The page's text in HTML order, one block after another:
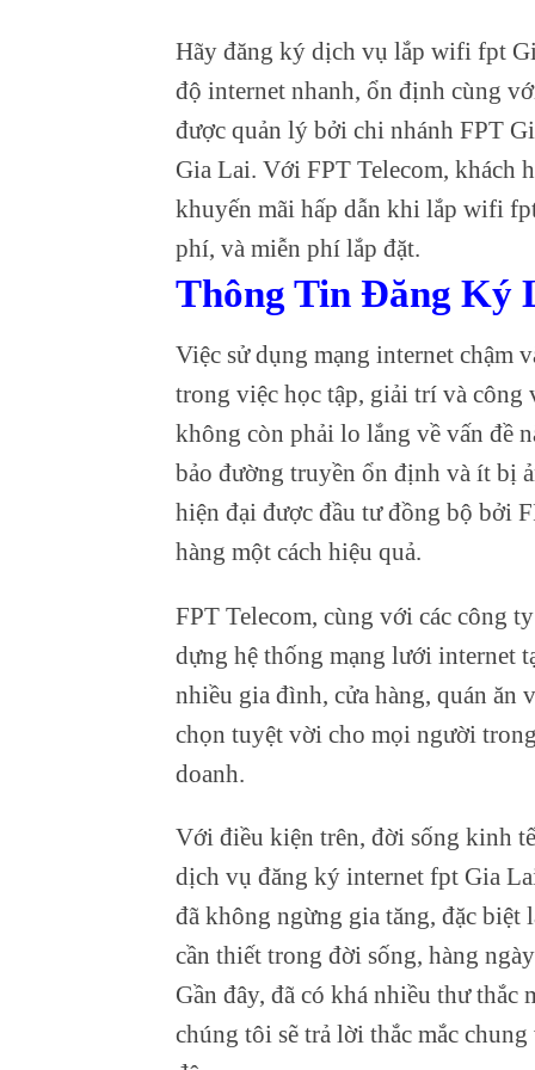
Hãy đăng ký dịch vụ lắp wifi fpt
độ internet nhanh, ổn định cùng
được quản lý bởi chi nhánh FPT
Gia Lai. Với FPT Telecom, khách
khuyến mãi hấp dẫn khi lắp wifi
phí, và miễn phí lắp đặt.
Thông Tin Đăng Ký
Việc sử dụng mạng internet chậm
trong việc học tập, giải trí và công
không còn phải lo lắng về vấn đề
bảo đường truyền ổn định và ít bị
hiện đại được đầu tư đồng bộ bởi
hàng một cách hiệu quả.
FPT Telecom, cùng với các công
dựng hệ thống mạng lưới internet
nhiều gia đình, cửa hàng, quán ăn
chọn tuyệt vời cho mọi người
doanh.
Với điều kiện trên, đời sống kinh
dịch vụ đăng ký internet fpt Gia
đã không ngừng gia tăng, đặc
cần thiết trong đời sống, hàng
Gần đây, đã có khá nhiều thư
chúng tôi sẽ trả lời thắc mắc